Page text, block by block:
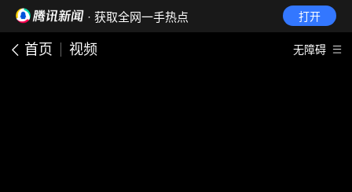
· 获取全网一手热点 打开
首页 视频 无障碍